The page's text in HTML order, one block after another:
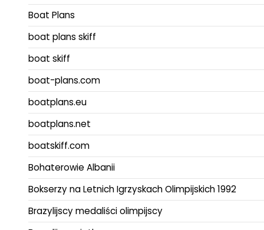
Boat Plans
boat plans skiff
boat skiff
boat-plans.com
boatplans.eu
boatplans.net
boatskiff.com
Bohaterowie Albanii
Bokserzy na Letnich Igrzyskach Olimpijskich 1992
Brazylijscy medaliści olimpijscy